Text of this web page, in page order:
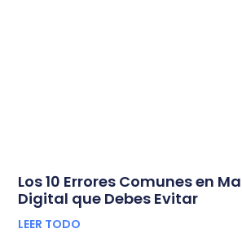
Los 10 Errores Comunes en
Digital que Debes Evitar
LEER TODO